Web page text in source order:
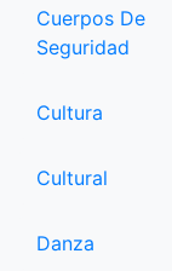
Cuerpos De
Seguridad
Cultura
Cultural
Danza